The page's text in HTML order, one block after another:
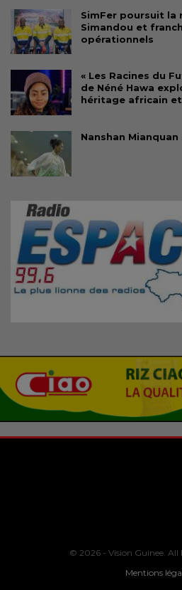
SimFer poursuit
Simandou et
opérationnels
« Les Racines du
de Néné Hawa
héritage africain
Nanshan
© 2026 - Vision Guinee. All
Mentions